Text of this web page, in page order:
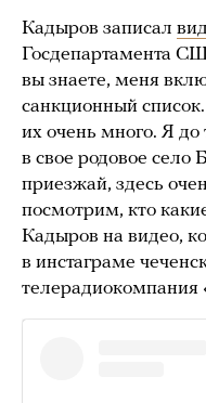
Кадыров записал
Госдепартамента
вы знаете, меня
санкционный
их очень много. Я до
в свое родовое село
приезжай, здесь
посмотрим, кто
Кадыров на видео,
в инстаграме
телерадиокомпания